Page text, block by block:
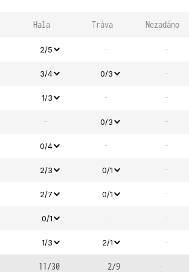
Hala Tráva Nezadáno
2/5 - -
3/4 0/3 -
1/3 - -
- 0/3 -
0/4 - -
2/3 0/1 -
2/7 0/1 -
0/1 - -
1/3 2/1 -
11/30 2/9 -